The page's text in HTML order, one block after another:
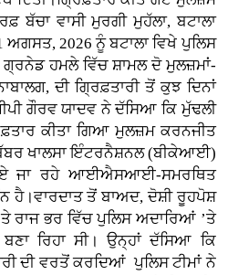
ਬੱਚਾ ਵਾਸੀ ਮੁਰਗੀ ਮੁਹੱਲਾ, ਬਟਾਲਾ
2026 ਨੂੰ ਬਟਾਲਾ ਵਿਖੇ ਪੁਲਿਸ
ਹਮਲੇ ਵਿੱਚ ਸ਼ਾਮਲ ਦੋ ਮੁਲਜ਼ਮਾਂ-
ਦੀ ਗ੍ਰਿਫ਼ਤਾਰੀ ਤੋਂ ਕੁਝ ਦਿਨਾਂ
ਗੌਰਵ ਯਾਦਵ ਨੇ ਦੱਸਿਆ ਕਿ ਮੁੱਢਲੀ
ਕੀਤਾ ਗਿਆ ਮੁਲਜ਼ਮ ਕਰਨਜੀਤ
ਖਾਲਸਾ ਇੰਟਰਨੈਸ਼ਨਲ (ਬੀਕੇਆਈ)
ਜਾ ਰਹੇ ਆਈਐਸਆਈ-ਸਮਰਥਿਤ
ਹੈ।ਵਾਰਦਾਤ ਤੋਂ ਬਾਅਦ, ਦੋਸ਼ੀ ਰੂਹਪੋਸ਼
ਰਾਜ ਭਰ ਵਿੱਚ ਪੁਲਿਸ ਅਦਾਰਿਆਂ ’ਤੇ
ਰਿਹਾ ਸੀ। ਉਨ੍ਹਾਂ ਦੱਸਿਆ ਕਿ
ਦੀ ਵਰਤੋਂ ਕਰਦਿਆਂ ਪੁਲਿਸ ਟੀਮਾਂ ਨੇ